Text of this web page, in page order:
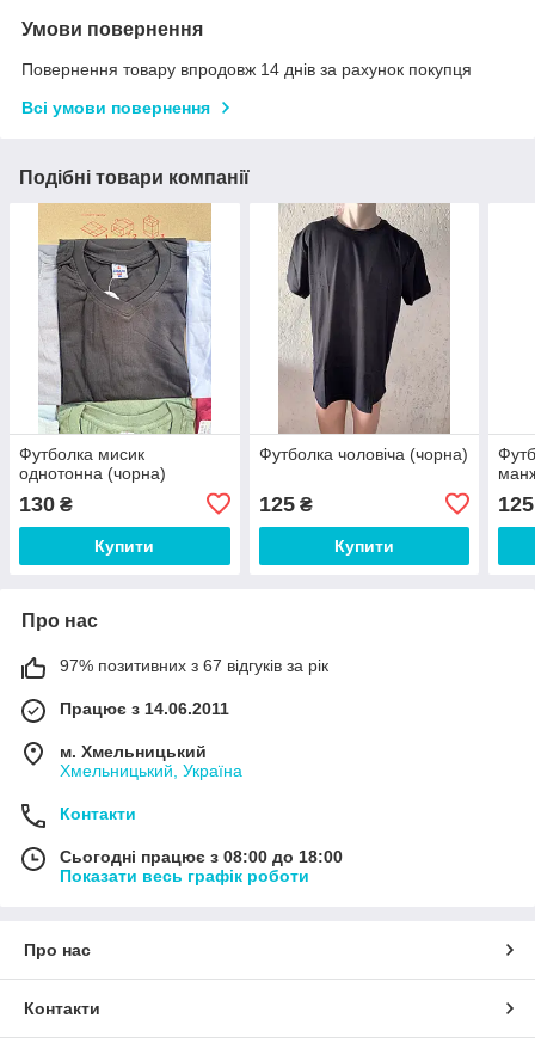
Умови повернення
Повернення товару впродовж 14 днів за рахунок покупця
Всі умови повернення
Подібні товари компанії
Футболка мисик
однотонна (чорна)
130 ₴
Купити
Футболка чоловіча (чорна)
125₴
Купити
125
Про нас
97% позитивних з 67 відгуків за рік
Працює з 14.06.2011
м. Хмельницький
Хмельницький, Україна
Контакти
Сьогодні працює з 08:00 до 18:00
Показати весь графік роботи
Про нас
Контакти